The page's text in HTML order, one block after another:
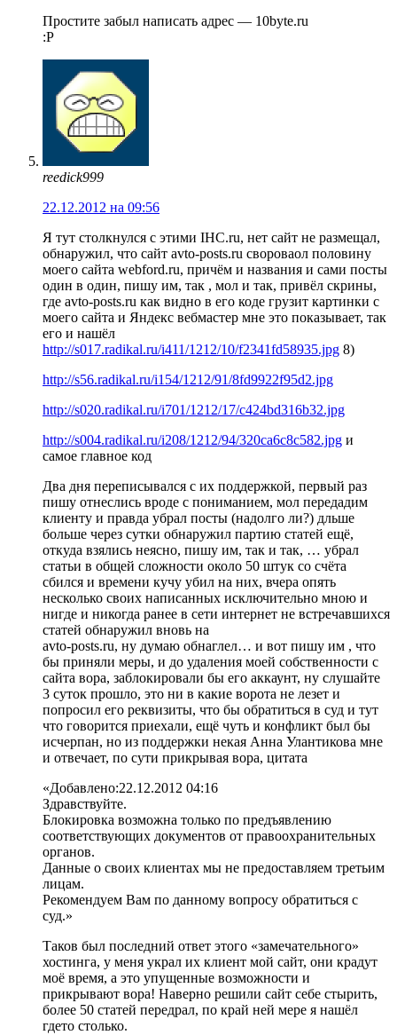
Простите забыл написать адрес — 10byte.ru
:P
reedick999
22.12.2012 на 09:56
Я тут столкнулся с этими IHC.ru, нет сайт не размещал,
обнаружил, что сайт avto-posts.ru свороваол половину
моего сайта webford.ru, причём и названия и сами посты
один в один, пишу им, так , мол и так, привёл скрины,
где avto-posts.ru как видно в его коде грузит картинки с
моего сайта и Яндекс вебмастер мне это показывает, так
его и нашёл
http://s017.radikal.ru/i411/1212/10/f2341fd58935.jpg 8)
http://s56.radikal.ru/i154/1212/91/8fd9922f95d2.jpg
http://s020.radikal.ru/i701/1212/17/c424bd316b32.jpg
http://s004.radikal.ru/i208/1212/94/320ca6c8c582.jpg и
самое главное код
Два дня переписывался с их поддержкой, первый раз
пишу отнеслись вроде с пониманием, мол передадим
клиенту и правда убрал посты (надолго ли?) дльше
больше через сутки обнаружил партию статей ещё,
откуда взялись неясно, пишу им, так и так, … убрал
статьи в общей сложности около 50 штук со счёта
сбился и времени кучу убил на них, вчера опять
несколько своих написанных исключительно мною и
нигде и никогда ранее в сети интернет не встречавшихся
статей обнаружил вновь на
avto-posts.ru, ну думаю обнаглел… и вот пишу им , что
бы приняли меры, и до удаления моей собственности с
сайта вора, заблокировали бы его аккаунт, ну слушайте
3 суток прошло, это ни в какие ворота не лезет и
попросил его реквизиты, что бы обратиться в суд и тут
что говорится приехали, ещё чуть и конфликт был бы
исчерпан, но из поддержки некая Анна Улантикова мне
и отвечает, по сути прикрывая вора, цитата
«Добавлено:22.12.2012 04:16
Здравствуйте.
Блокировка возможна только по предъявлению
соответствующих документов от правоохранительных
органов.
Данные о своих клиентах мы не предоставляем третьим
лицам.
Рекомендуем Вам по данному вопросу обратиться с
суд.»
Таков был последний ответ этого «замечательного»
хостинга, у меня украл их клиент мой сайт, они крадут
моё время, а это упущенные возможности и
прикрывают вора! Наверно решили сайт себе стырить,
более 50 статей передрал, по край ней мере я нашёл
гдето столько.